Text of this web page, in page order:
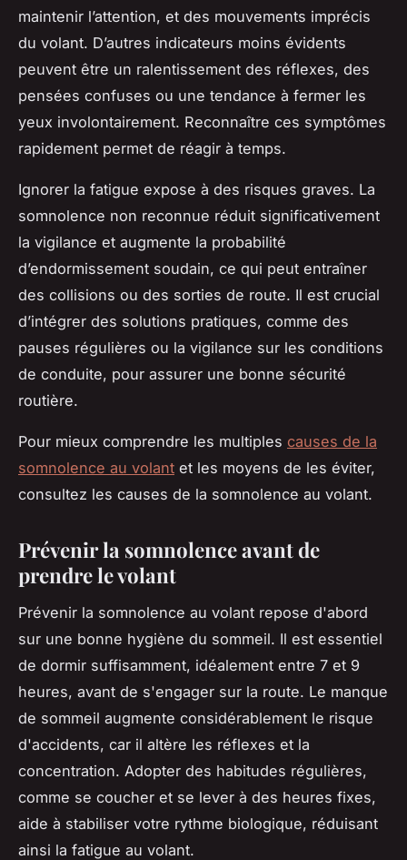
maintenir l’attention, et des mouvements imprécis
du volant. D’autres indicateurs moins évidents
peuvent être un ralentissement des réflexes, des
pensées confuses ou une tendance à fermer les
yeux involontairement. Reconnaître ces symptômes
rapidement permet de réagir à temps.
Ignorer la fatigue expose à des risques graves. La
somnolence non reconnue réduit significativement
la vigilance et augmente la probabilité
d’endormissement soudain, ce qui peut entraîner
des collisions ou des sorties de route. Il est crucial
d’intégrer des solutions pratiques, comme des
pauses régulières ou la vigilance sur les conditions
de conduite, pour assurer une bonne sécurité
routière.
Pour mieux comprendre les multiples causes de la
somnolence au volant et les moyens de les éviter,
consultez les causes de la somnolence au volant.
Prévenir la somnolence avant de
prendre le volant
Prévenir la somnolence au volant repose d'abord
sur une bonne hygiène du sommeil. Il est essentiel
de dormir suffisamment, idéalement entre 7 et 9
heures, avant de s'engager sur la route. Le manque
de sommeil augmente considérablement le risque
d'accidents, car il altère les réflexes et la
concentration. Adopter des habitudes régulières,
comme se coucher et se lever à des heures fixes,
aide à stabiliser votre rythme biologique, réduisant
ainsi la fatigue au volant.